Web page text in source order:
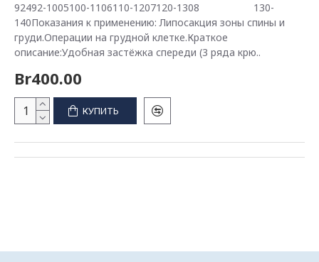
92492-1005100-1106110-1207120-1308 130-
140Показания к применению: Липосакция зоны спины и
груди.Операции на грудной клетке.Краткое
описание:Удобная застёжка спереди (3 ряда крю..
Br400.00
КУПИТЬ